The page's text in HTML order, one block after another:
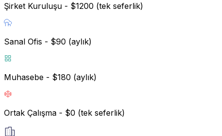
Şirket Kuruluşu - $1200 (tek seferlik)
Sanal Ofis - $90 (aylık)
Muhasebe - $180 (aylık)
Ortak Çalışma - $0 (tek seferlik)